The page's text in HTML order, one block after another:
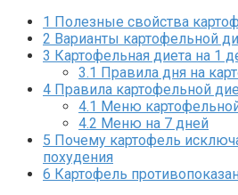
1 Полезные свойства
2 Варианты картофельной
3 Картофельная диета на 1
3.1 Правила дня на
4 Правила картофельной
4.1 Меню
4.2 Меню на 7 дней
5 Почему картофель
похудения
6 Картофель